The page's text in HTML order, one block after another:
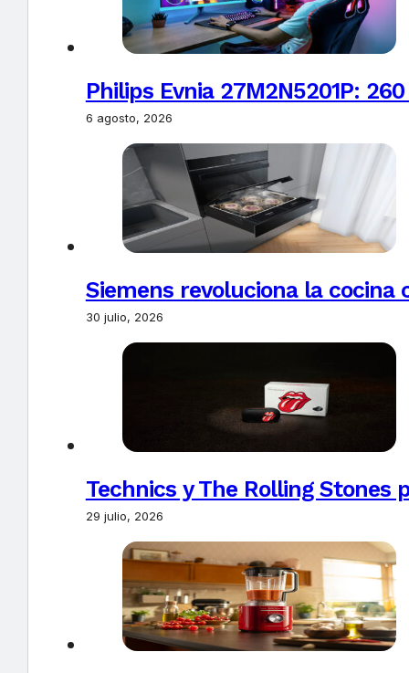
Philips Evnia 27M2N5201P:
6 agosto, 2026
Siemens revoluciona la
30 julio, 2026
Technics y The Rolling Stones
29 julio, 2026